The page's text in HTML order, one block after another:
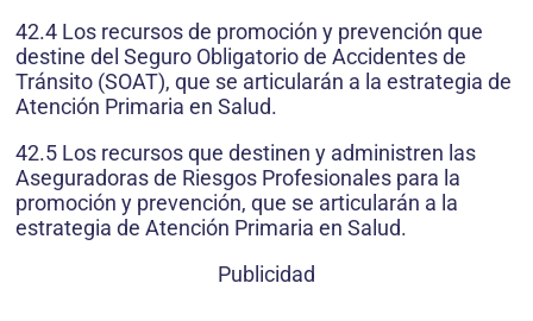
42.4 Los recursos de promoción y prevención que
destine del Seguro Obligatorio de Accidentes de
Tránsito (SOAT), que se articularán a la estrategia de
Atención Primaria en Salud.
42.5 Los recursos que destinen y administren las
Aseguradoras de Riesgos Profesionales para la
promoción y prevención, que se articularán a la
estrategia de Atención Primaria en Salud.
Publicidad